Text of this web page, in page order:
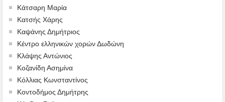
Κάτσαρη Μαρία
Κατσής Χάρης
Καψάνης Δημήτριος
Κέντρο ελληνικών χορών Δωδώνη
Κλάψης Αντώνιος
Κοζανίδη Ασημίνα
Κόλλιας Κωνσταντίνος
Κοντοδήμος Δημήτρης